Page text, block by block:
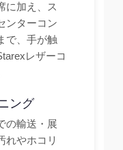
に加え、ス
ンターコン
で、手が触
レザーコ
ング
の輸送・展
れやホコリ